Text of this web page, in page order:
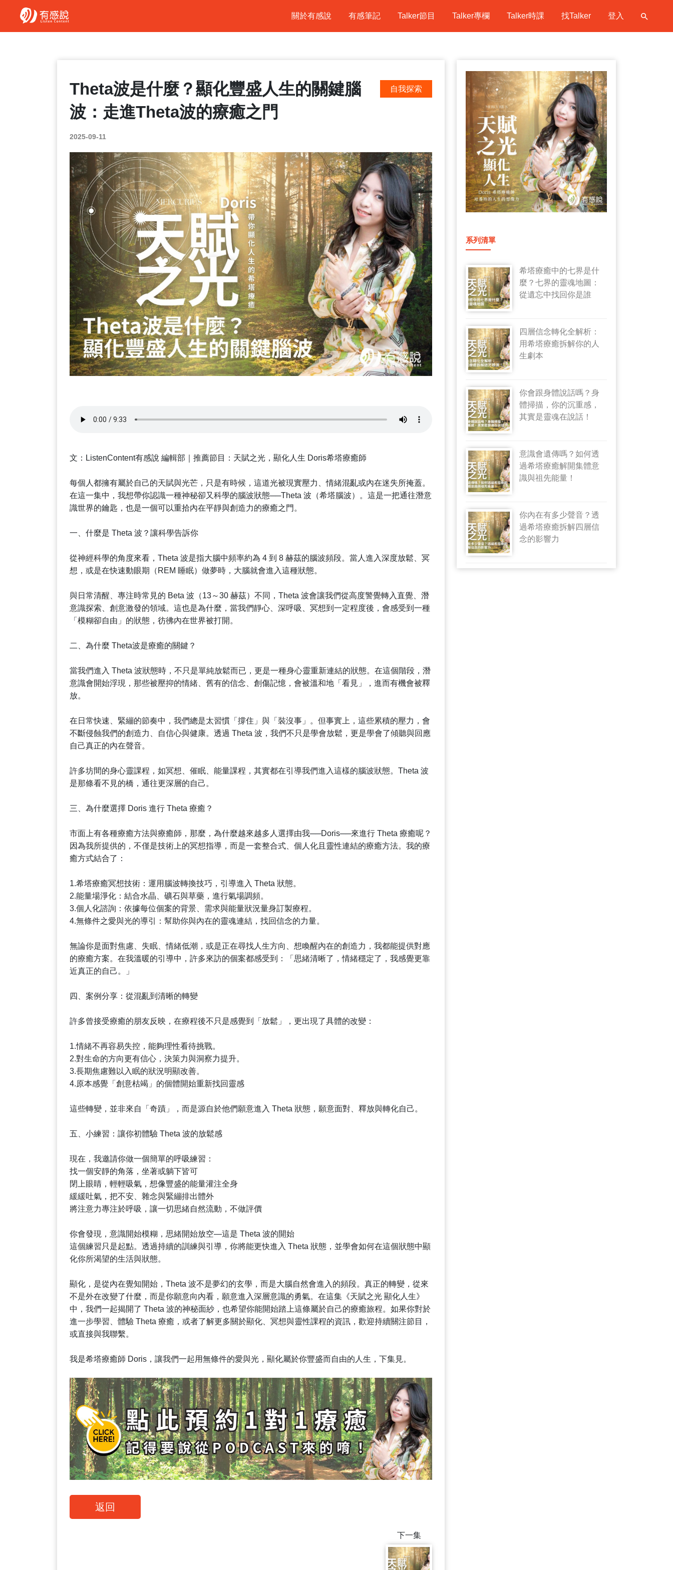
關於有感說 有感筆記 Talker節目 Talker專欄 Talker時課 找Talker 登入
Theta波是什麼？顯化豐盛人生的關鍵腦
波：走進Theta波的療癒之門
自我探索
2025-09-11
文：ListenContent有感說 編輯部｜推薦節目：天賦之光，顯化人生 Doris希塔療癒師
每個人都擁有屬於自己的天賦與光芒，只是有時候，這道光被現實壓力、情緒混亂或內在迷失所掩蓋。
在這一集中，我想帶你認識一種神秘卻又科學的腦波狀態──Theta 波（希塔腦波）。這是一把通往潛意
識世界的鑰匙，也是一個可以重拾內在平靜與創造力的療癒之門。
一、什麼是 Theta 波？讓科學告訴你
從神經科學的角度來看，Theta 波是指大腦中頻率約為 4 到 8 赫茲的腦波頻段。當人進入深度放鬆、冥
想，或是在快速動眼期（REM 睡眠）做夢時，大腦就會進入這種狀態。
與日常清醒、專注時常見的 Beta 波（13～30 赫茲）不同，Theta 波會讓我們從高度警覺轉入直覺、潛
意識探索、創意激發的領域。這也是為什麼，當我們靜心、深呼吸、冥想到一定程度後，會感受到一種
「模糊卻自由」的狀態，彷彿內在世界被打開。
二、為什麼 Theta波是療癒的關鍵？
當我們進入 Theta 波狀態時，不只是單純放鬆而已，更是一種身心靈重新連結的狀態。在這個階段，潛
意識會開始浮現，那些被壓抑的情緒、舊有的信念、創傷記憶，會被溫和地「看見」，進而有機會被釋
放。
在日常快速、緊繃的節奏中，我們總是太習慣「撐住」與「裝沒事」。但事實上，這些累積的壓力，會
不斷侵蝕我們的創造力、自信心與健康。透過 Theta 波，我們不只是學會放鬆，更是學會了傾聽與回應
自己真正的內在聲音。
許多坊間的身心靈課程，如冥想、催眠、能量課程，其實都在引導我們進入這樣的腦波狀態。Theta 波
是那條看不見的橋，通往更深層的自己。
三、為什麼選擇 Doris 進行 Theta 療癒？
市面上有各種療癒方法與療癒師，那麼，為什麼越來越多人選擇由我──Doris──來進行 Theta 療癒呢？
因為我所提供的，不僅是技術上的冥想指導，而是一套整合式、個人化且靈性連結的療癒方法。我的療
癒方式結合了：
1.希塔療癒冥想技術：運用腦波轉換技巧，引導進入 Theta 狀態。
2.能量場淨化：結合水晶、礦石與草藥，進行氣場調頻。
3.個人化諮詢：依據每位個案的背景、需求與能量狀況量身訂製療程。
4.無條件之愛與光的導引：幫助你與內在的靈魂連結，找回信念的力量。
無論你是面對焦慮、失眠、情緒低潮，或是正在尋找人生方向、想喚醒內在的創造力，我都能提供對應
的療癒方案。在我溫暖的引導中，許多來訪的個案都感受到：「思緒清晰了，情緒穩定了，我感覺更靠
近真正的自己。」
四、案例分享：從混亂到清晰的轉變
許多曾接受療癒的朋友反映，在療程後不只是感覺到「放鬆」，更出現了具體的改變：
1.情緒不再容易失控，能夠理性看待挑戰。
2.對生命的方向更有信心，決策力與洞察力提升。
3.長期焦慮難以入眠的狀況明顯改善。
4.原本感覺「創意枯竭」的個體開始重新找回靈感
這些轉變，並非來自「奇蹟」，而是源自於他們願意進入 Theta 狀態，願意面對、釋放與轉化自己。
五、小練習：讓你初體驗 Theta 波的放鬆感
現在，我邀請你做一個簡單的呼吸練習：
找一個安靜的角落，坐著或躺下皆可
閉上眼睛，輕輕吸氣，想像豐盛的能量灌注全身
緩緩吐氣，把不安、雜念與緊繃排出體外
將注意力專注於呼吸，讓一切思緒自然流動，不做評價
你會發現，意識開始模糊，思緒開始放空—這是 Theta 波的開始
這個練習只是起點。透過持續的訓練與引導，你將能更快進入 Theta 狀態，並學會如何在這個狀態中顯
化你所渴望的生活與狀態。
顯化，是從內在覺知開始，Theta 波不是夢幻的玄學，而是大腦自然會進入的頻段。真正的轉變，從來
不是外在改變了什麼，而是你願意向內看，願意進入深層意識的勇氣。在這集《天賦之光 顯化人生》
中，我們一起揭開了 Theta 波的神秘面紗，也希望你能開始踏上這條屬於自己的療癒旅程。如果你對於
進一步學習、體驗 Theta 療癒，或者了解更多關於顯化、冥想與靈性課程的資訊，歡迎持續關注節目，
或直接與我聯繫。
我是希塔療癒師 Doris，讓我們一起用無條件的愛與光，顯化屬於你豐盛而自由的人生，下集見。
返回
下一集
系列清單
希塔療癒中的七界是什
麼？七界的靈魂地圖：
從遺忘中找回你是誰
四層信念轉化全解析：
用希塔療癒拆解你的人
生劇本
你會跟身體說話嗎？身
體掃描，你的沉重感，
其實是靈魂在說話！
意識會遺傳嗎？如何透
過希塔療癒解開集體意
識與祖先能量！
你內在有多少聲音？透
過希塔療癒拆解四層信
念的影響力